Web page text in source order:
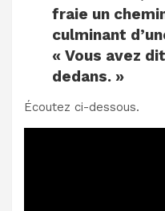
fraie un
culminant
« Vous avez
dedans. »
Écoutez ci-dessous.